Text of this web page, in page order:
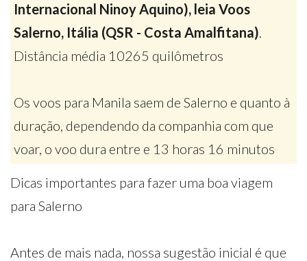
Internacional Ninoy Aquino), leia Voos
Salerno, Itália (QSR - Costa Amalfitana).
Distância média 10265 quilômetros
Os voos para Manila saem de Salerno e quanto à
duração, dependendo da companhia com que
voar, o voo dura entre e 13 horas 16 minutos
Dicas importantes para fazer uma boa viagem
para Salerno
Antes de mais nada, nossa sugestão inicial é que